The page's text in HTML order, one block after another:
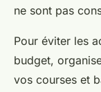
ne sont pas
Pour éviter les
budget,
vos courses et